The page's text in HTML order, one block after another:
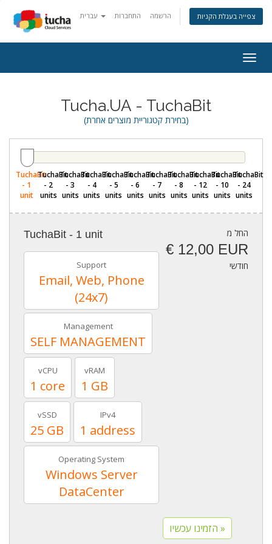
התחברות הרשמה צפייה בעגלת הקניות
Tucha.UA - TuchaBit
(בחירת קטגוריית מוצרים אחרת)
TuchaBit
- 1
unit
TuchaBit
- 2
units
TuchaBit
- 3
units
TuchaBit
- 4
units
TuchaBit
- 5
units
TuchaBit
- 6
units
TuchaBit
- 7
units
TuchaBit
- 8
units
TuchaBit
- 12
units
TuchaBit
- 10
units
TuchaBit
- 24
units
TuchaBit - 1 unit
Support
Email, Web, Phone
(24x7)
Management
SELF MANAGEMENT
vCPU
1 core
vRAM
1 GB
vSSD
25 GB
IPv4
1 address
Operating System
Windows Server
DataCenter
החל מ
€ 12,00 EUR
חודשי